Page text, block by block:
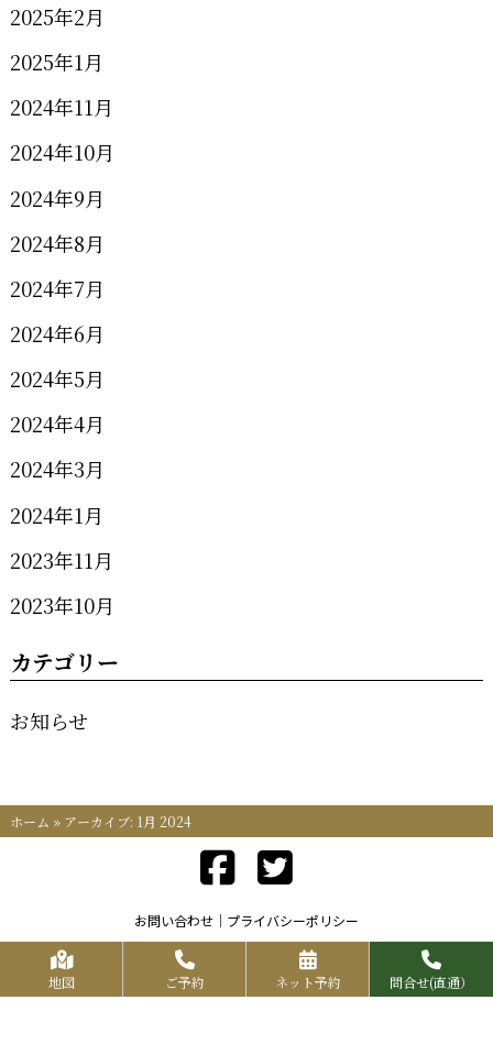
2025年2月
2025年1月
2024年11月
2024年10月
2024年9月
2024年8月
2024年7月
2024年6月
2024年5月
2024年4月
2024年3月
2024年1月
2023年11月
2023年10月
カテゴリー
お知らせ
ホーム » アーカイブ: 1月 2024
お問い合わせ プライバシーポリシー
Copyrights KR FOOD SERVICE All Rights Reserved.
地図 ご予約 ネット予約 問合せ(直通）